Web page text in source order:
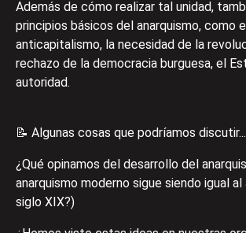
Además de cómo realizar tal unidad,
principios básicos del anarquismo, como
anticapitalismo, la necesidad de la
rechazo de la democracia burguesa, el
autoridad.
📝 Algunas cosas que podríamos discutir...
¿Qué opinamos del desarrollo del
anarquismo moderno sigue siendo igual
siglo XIX?)